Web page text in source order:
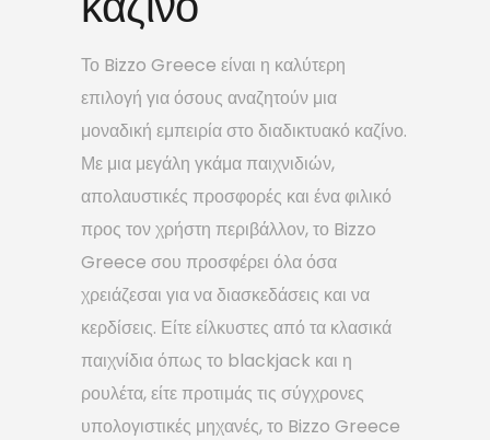
Το Bizzo Greece είναι η καλύτερη
επιλογή για όσους αναζητούν μια
μοναδική εμπειρία στο διαδικτυακό καζίνο.
Με μια μεγάλη γκάμα παιχνιδιών,
απολαυστικές προσφορές και ένα φιλικό
προς τον χρήστη περιβάλλον, το Bizzo
Greece σου προσφέρει όλα όσα
χρειάζεσαι για να διασκεδάσεις και να
κερδίσεις. Είτε είλκυστες από τα κλασικά
παιχνίδια όπως το blackjack και η
ρουλέτα, είτε προτιμάς τις σύγχρονες
υπολογιστικές μηχανές, το Bizzo Greece